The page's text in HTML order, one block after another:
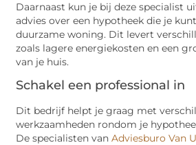
Daarnaast kun je bij deze specialist
advies over een hypotheek die je
duurzame woning. Dit levert
zoals lagere energiekosten en een
van je huis.
Schakel een professional in
Dit bedrijf helpt je graag met
werkzaamheden rondom je
De specialisten vanAdviesburo Van